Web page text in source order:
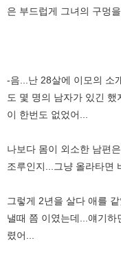
은 부드럽게 그녀의 구멍
-음...난 28살에 이모의 소
도 몇 명의 남자가 있긴
이 한번도 없었어...
나보다 몸이 외소한 남편
조루인지...그냥 올라타면
그렇게 2년을 살다 애를
낼때 쯤 이였는데...얘기하
렸어...